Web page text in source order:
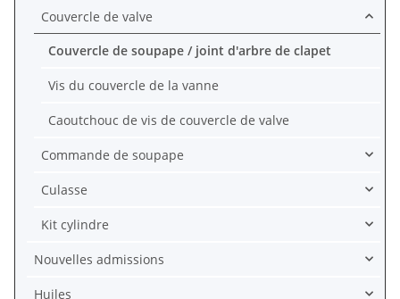
Couvercle de valve
Couvercle de soupape / joint d'arbre de clapet
Vis du couvercle de la vanne
Caoutchouc de vis de couvercle de valve
Commande de soupape
Culasse
Kit cylindre
Nouvelles admissions
Huiles